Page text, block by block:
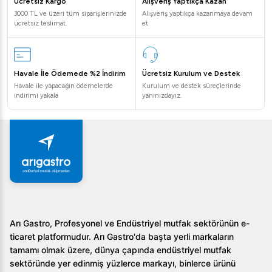
Öztiryakiler GN 600 NMV Çift Yarım Kapılı
Buzdolabı Neden Tercih Edilmeli?
Öztiryakiler GN 600 NMV Çift Yarım Kapılı Buzdolabı,
600 L profesyonel mutfakların ihtiyaçlarına en iyi şekilde
cevap veren bir üründür. Enerji verimliliği, kullanıcı dostu
günlük operasyonlarını daha verimli ve etkili bir şekilde
yürütmelerine yardımcı olur.
Sıkça Sorulan Sorular
Buzdolabı'nın montajı kolay mıdır?
Evet, bu ürün, herhangi bir alana kolayca adapte
edilebilen yönü değiştirilebilir kapılara sahiptir ve montajı
3000 TL ve üzeri tüm siparişlerinizde
ücretsiz teslimat.
Alışveriş yaptıkça kazanmaya devam
et
Havale İle Ödemede %2 İndirim
Havale ile yapacağın ödemelerde
indirimi yakala
Ücretsiz Kurulum ve Destek
Kurulum ve destek süreçlerinde
yanınızdayız.
Arı Gastro, Profesyonel ve Endüstriyel mutfak sektörünün e-
ticaret platformudur. Arı Gastro'da başta yerli markaların
tamamı olmak üzere, dünya çapında endüstriyel mutfak
sektöründe yer edinmiş yüzlerce markayı, binlerce ürünü